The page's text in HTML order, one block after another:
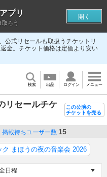
公式リセールも取扱うチケットリ
金。チケット価格は定価より安い
検索 出品 ログイン メニュー
リセールチケ
この公演の
チケットを売る
掲載待ちユーザー数 15
まほうの夜の音楽会 2026
プリ
ろう
開く